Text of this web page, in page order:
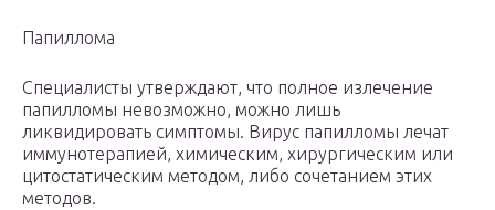
Папиллома
Специалисты утверждают, что полное излечение
папилломы невозможно, можно лишь
ликвидировать симптомы. Вирус папилломы лечат
иммунотерапией, химическим, хирургическим или
цитостатическим методом, либо сочетанием этих
методов.